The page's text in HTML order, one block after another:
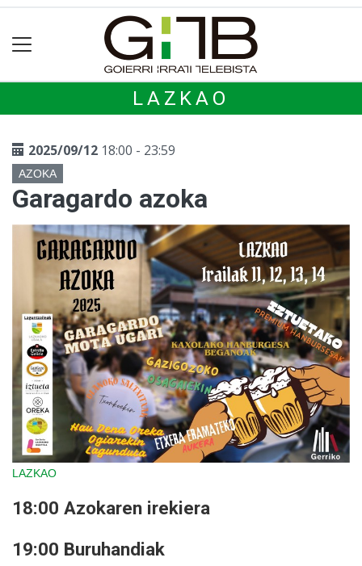
LAZKAO
2025/09/12 18:00 - 23:59
AZOKA
Garagardo azoka
LAZKAO
18:00 Azokaren irekiera
19:00 Buruhandiak